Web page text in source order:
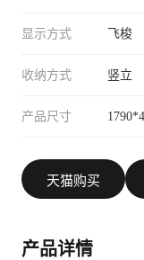
显示方式 飞梭
收纳方式 竖立
产品尺寸
天猫购买
产品详情